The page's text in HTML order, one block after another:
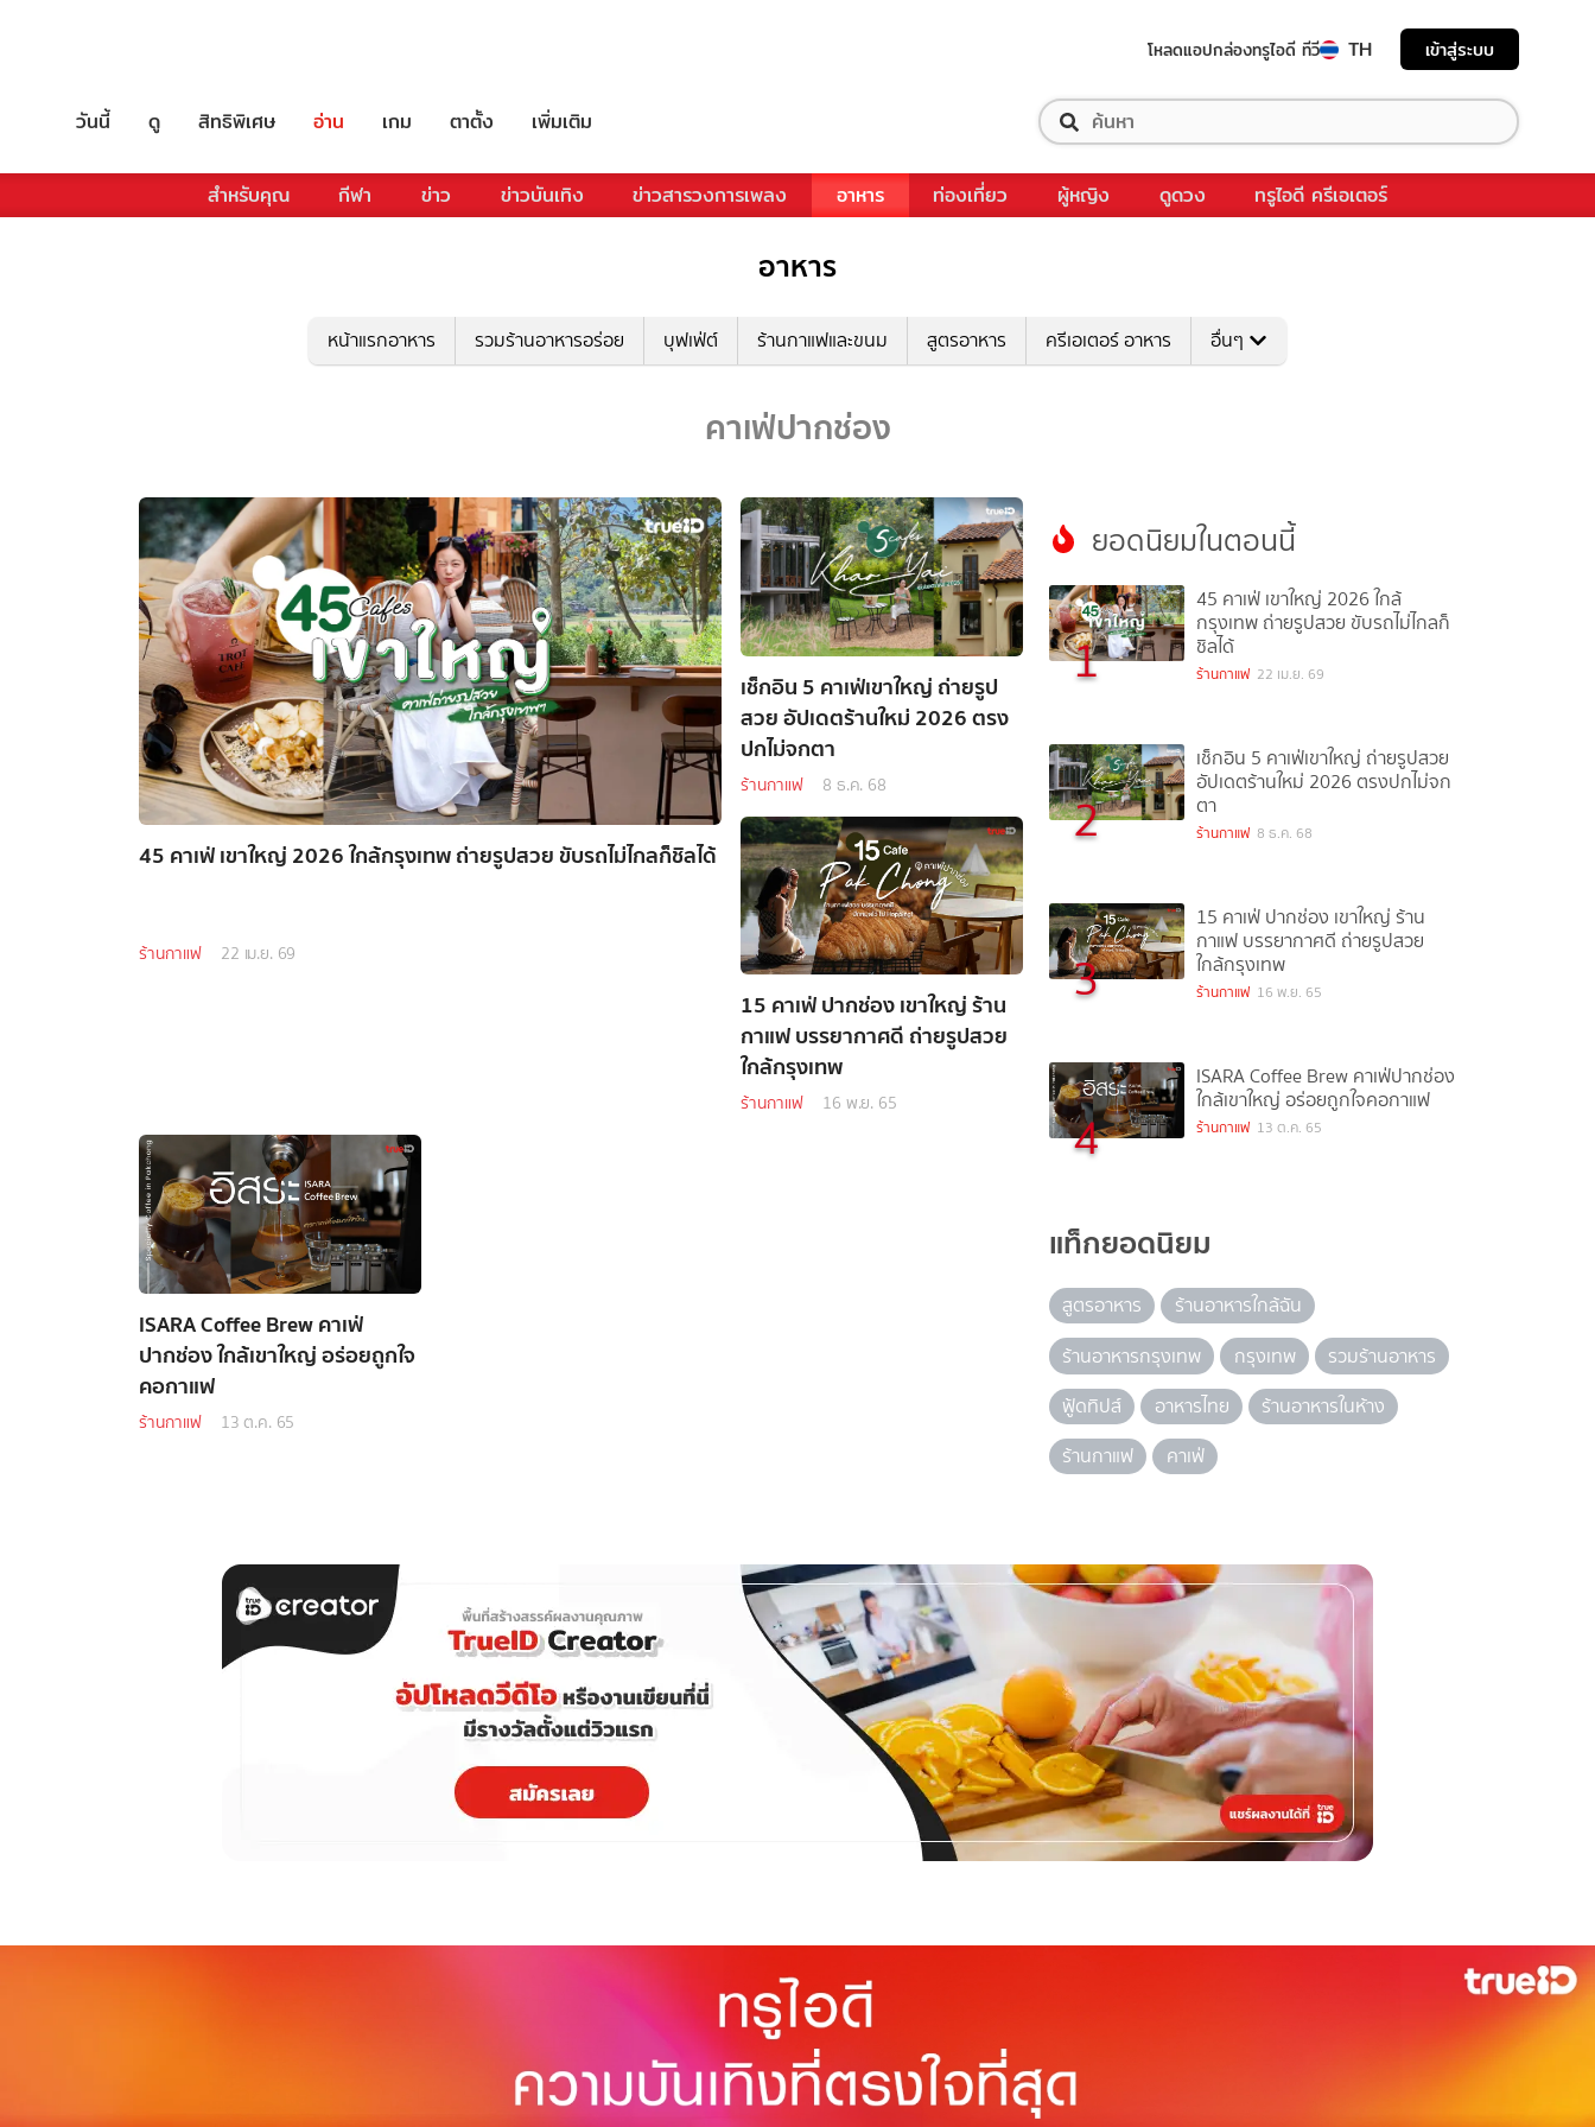
โหลดแอปกล่องทรูไอดี ทีวี TH เข้าสู่ระบบ
วันนี้ ดู สิทธิพิเศษ อ่าน เกม ตาตั้ง เพิ่มเติม
สำหรับคุณ กีฬา ข่าว ข่าวบันเทิง ข่าวสารวงการเพลง อาหาร ท่องเที่ยว ผู้หญิง ดูดวง ทรูไอดี ครีเอเตอร์
อาหาร
หน้าแรกอาหาร รวมร้านอาหารอร่อย บุฟเฟ่ต์ ร้านกาแฟและขนม สูตรอาหาร ครีเอเตอร์ อาหาร อื่นๆ
คาเฟ่ปากช่อง
45 คาเฟ่ เขาใหญ่ 2026 ใกล้กรุงเทพ ถ่ายรูปสวย ขับรถไม่ไกลก็ชิลได้
ร้านกาแฟ 22 เม.ย. 69
เช็กอิน 5 คาเฟ่เขาใหญ่ ถ่ายรูป
สวย อัปเดตร้านใหม่ 2026 ตรง
ปกไม่จกตา
ร้านกาแฟ 8 ธ.ค. 68
15 คาเฟ่ ปากช่อง เขาใหญ่ ร้าน
กาแฟ บรรยากาศดี ถ่ายรูปสวย
ใกล้กรุงเทพ
ร้านกาแฟ 16 พ.ย. 65
ISARA Coffee Brew คาเฟ่
ปากช่อง ใกล้เขาใหญ่ อร่อยถูกใจ
คอกาแฟ
ร้านกาแฟ 13 ต.ค. 65
ยอดนิยมในตอนนี้
1
45 คาเฟ่ เขาใหญ่ 2026 ใกล้
กรุงเทพ ถ่ายรูปสวย ขับรถไม่ไกลก็
ชิลได้
ร้านกาแฟ 22 เม.ย. 69
2
เช็กอิน 5 คาเฟ่เขาใหญ่ ถ่ายรูปสวย
อัปเดตร้านใหม่ 2026 ตรงปกไม่จก
ตา
ร้านกาแฟ 8 ธ.ค. 68
3
15 คาเฟ่ ปากช่อง เขาใหญ่ ร้าน
กาแฟ บรรยากาศดี ถ่ายรูปสวย
ใกล้กรุงเทพ
ร้านกาแฟ 16 พ.ย. 65
4
ISARA Coffee Brew คาเฟ่ปากช่อง
ใกล้เขาใหญ่ อร่อยถูกใจคอกาแฟ
ร้านกาแฟ 13 ต.ค. 65
แท็กยอดนิยม
สูตรอาหาร
ร้านอาหารใกล้ฉัน
ร้านอาหารกรุงเทพ
กรุงเทพ
รวมร้านอาหาร
ฟู้ดทิปส์
อาหารไทย
ร้านอาหารในห้าง
ร้านกาแฟ
คาเฟ่